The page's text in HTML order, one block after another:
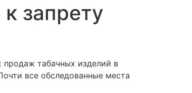
запрету
продаж табачных изделий в
все обследованные места